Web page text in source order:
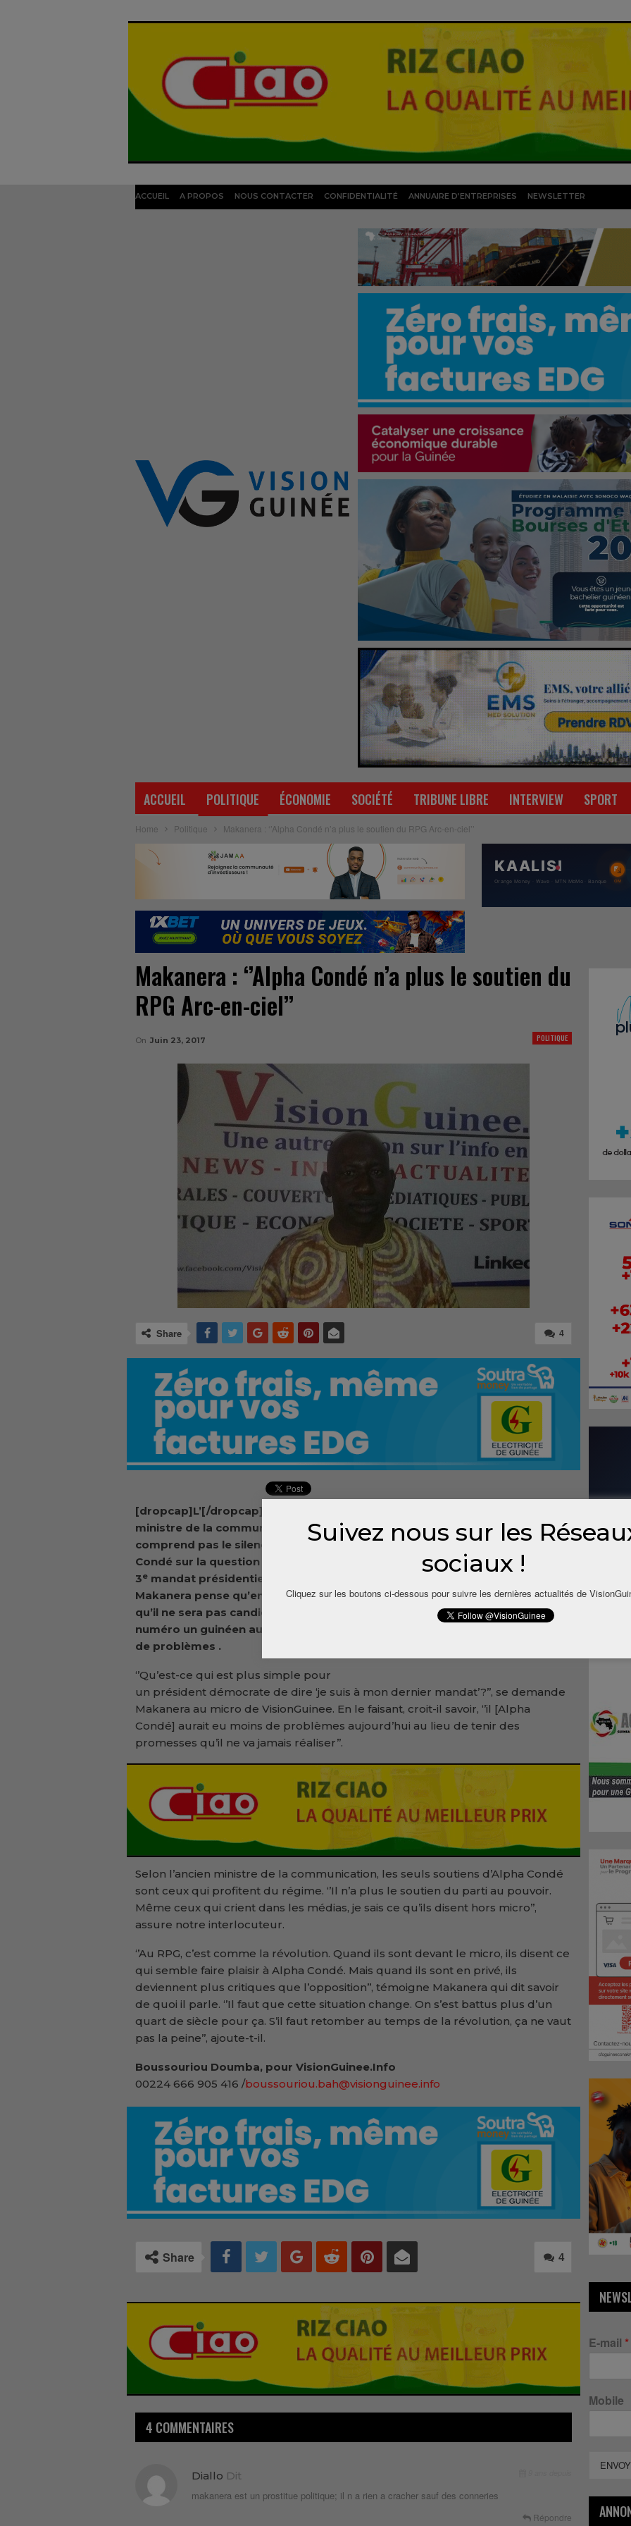
ACCUEIL A PROPOS NOUS CONTACTER CONFIDENTIALITÉ ANNUAIRE D’ENTREPRISES NEWSLETTER
ACCUEIL POLITIQUE ÉCONOMIE SOCIÉTÉ TRIBUNE LIBRE INTERVIEW SPORT
Home Politique Makanera : ‘’Alpha Condé n’a plus le soutien du RPG Arc-en-ciel’’
Makanera : ‘’Alpha Condé n’a plus le soutien du
RPG Arc-en-ciel’’
POLITIQUE
On Juin 23, 2017
4
Share
[dropcap]L’[/dropcap]ancien
ministre de la communication ne
comprend pas le silence d’Alpha
Condé sur la question d’un éventuel
3e mandat présidentiel. Alhousseine
Makanera pense qu’en déclarant
qu’il ne sera pas candidat en 2020, le
numéro un guinéen aurait eu moins
de problèmes .
‘’Qu’est-ce qui est plus simple pour
un président démocrate de dire ‘je suis à mon dernier mandat’?’’, se demande
Makanera au micro de VisionGuinee. En le faisant, croit-il savoir, ‘’il [Alpha
Condé] aurait eu moins de problèmes aujourd’hui au lieu de tenir des
promesses qu’il ne va jamais réaliser’’.
Selon l’ancien ministre de la communication, les seuls soutiens d’Alpha Condé
sont ceux qui profitent du régime. ‘’Il n’a plus le soutien du parti au pouvoir.
Même ceux qui crient dans les médias, je sais ce qu’ils disent hors micro’’,
assure notre interlocuteur.
‘’Au RPG, c’est comme la révolution. Quand ils sont devant le micro, ils disent ce
qui semble faire plaisir à Alpha Condé. Mais quand ils sont en privé, ils
deviennent plus critiques que l’opposition’’, témoigne Makanera qui dit savoir
de quoi il parle. ‘’Il faut que cette situation change. On s’est battus plus d’un
quart de siècle pour ça. S’il faut retomber au temps de la révolution, ça ne vaut
pas la peine’’, ajoute-t-il.
Boussouriou Doumba, pour VisionGuinee.Info
00224 666 905 416 /boussouriou.bah@visionguinee.info
4
Share
4 COMMENTAIRES
Diallo Dit
makanera est un prostitue politique; il n a rien a cracher sauf des conneries
Répondre
E-mail *
Mobile
Suivez nous sur les
sociaux !
Cliquez sur les boutons ci-dessous pour suivre les dernières actualités de